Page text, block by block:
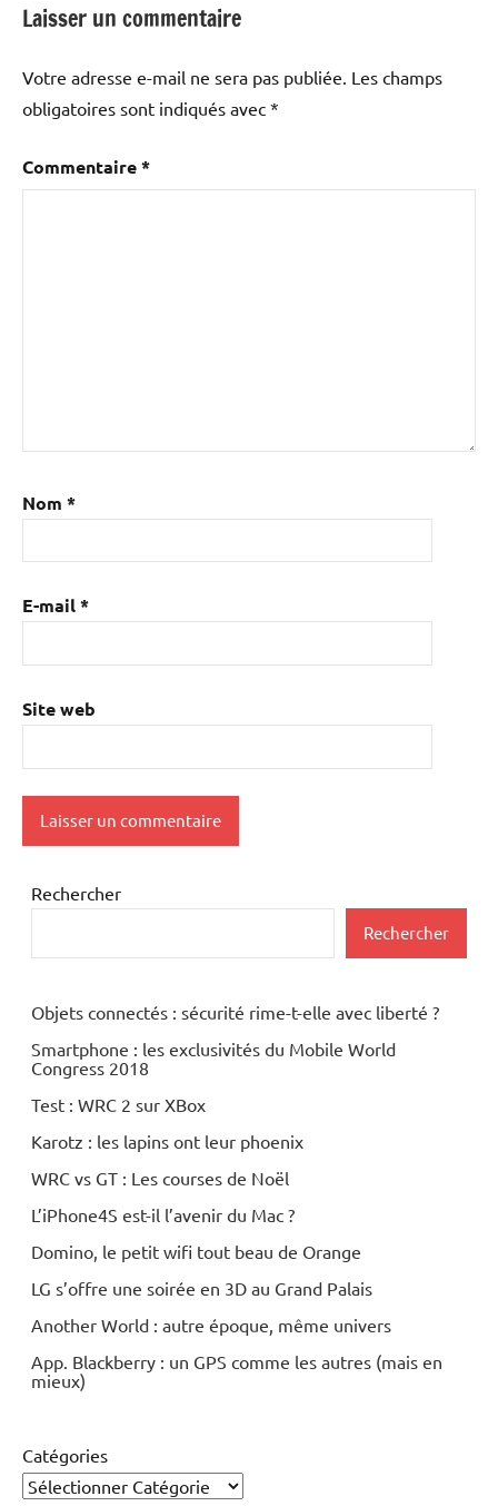
Laisser un commentaire
Votre adresse e-mail ne sera pas publiée. Les champs
obligatoires sont indiqués avec *
Commentaire*
Nom *
E-mail*
Site web
Rechercher
Rechercher
Objets connectés : sécurité rime-t-elle avec liberté ?
Smartphone : les exclusivités du Mobile World
Congress 2018
Test : WRC 2 sur XBox
Karotz : les lapins ont leur phoenix
WRC vs GT : Les courses de Noël
L’iPhone4S est-il l’avenir du Mac ?
Domino, le petit wifi tout beau de Orange
LG s’offre une soirée en 3D au Grand Palais
Another World : autre époque, même univers
App. Blackberry : un GPS comme les autres (mais en
mieux)
Catégories